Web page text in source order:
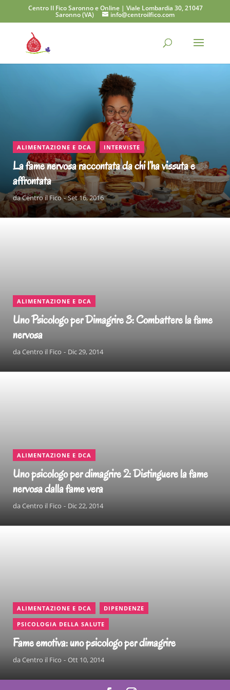
Centro Il Fico Saronno e Online | Viale Lombardia 30, 21047
Saronno (VA) info@centroilfico.com
ALIMENTAZIONE E DCA , INTERVISTE
La fame nervosa raccontata da chi l’ha vissuta e
affrontata
daCentro il Fico Set 16, 2016
ALIMENTAZIONE E DCA
Uno Psicologo per Dimagrire 3: Combattere la fame
nervosa
da Centro il Fico Dic 29, 2014
ALIMENTAZIONE E DCA
Uno psicologo per dimagrire 2: Distinguere la fame
nervosa dalla fame vera
da Centro il Fico Dic 22, 2014
ALIMENTAZIONE E DCA DIPENDENZE
PSICOLOGIA DELLA SALUTE
Fame emotiva: uno psicologo per dimagrire
da Centro il Fico Ott 10, 2014